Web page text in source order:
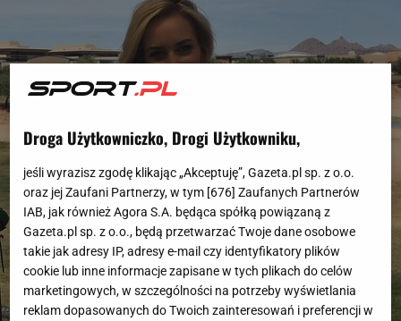
Droga Użytkowniczko, Drogi Użytkowniku,
jeśli wyrazisz zgodę klikając „Akceptuję”, Gazeta.pl sp. z o.o.
oraz jej Zaufani Partnerzy, w tym [676] Zaufanych Partnerów
IAB, jak również Agora S.A. będąca spółką powiązaną z
Gazeta.pl sp. z o.o., będą przetwarzać Twoje dane osobowe
takie jak adresy IP, adresy e-mail czy identyfikatory plików
cookie lub inne informacje zapisane w tych plikach do celów
marketingowych, w szczególności na potrzeby wyświetlania
reklam dopasowanych do Twoich zainteresowań i preferencji w